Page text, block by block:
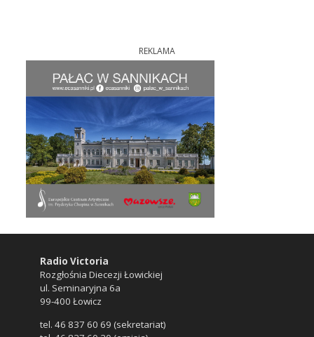
REKLAMA
Radio Victoria
Rozgłośnia Diecezji Łowickiej
ul. Seminaryjna 6a
99-400 Łowicz
tel. 46 837 60 69 (sekretariat)